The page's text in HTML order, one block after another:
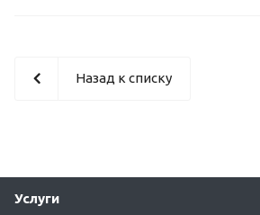
Назад к списку
Услуги